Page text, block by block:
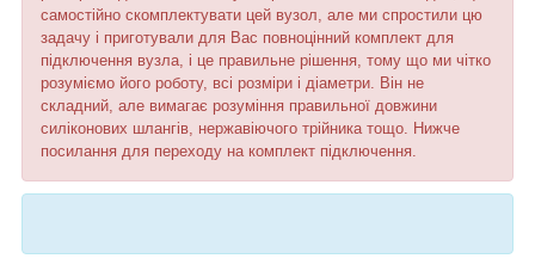
самостійно скомплектувати цей вузол, але ми спростили цю
задачу і приготували для Вас повноцінний комплект для
підключення вузла, і це правильне рішення, тому що ми чітко
розуміємо його роботу, всі розміри і діаметри. Він не
складний, але вимагає розуміння правильної довжини
силіконових шлангів, нержавіючого трійника тощо. Нижче
посилання для переходу на комплект підключення.